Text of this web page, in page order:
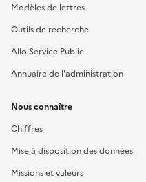
Modèles de lettres
Outils de recherche
Allo Service Public
Annuaire de l'administration
Nous connaître
Chiffres
Mise à disposition des données
Missions et valeurs